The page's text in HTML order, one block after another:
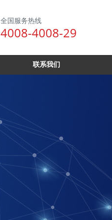
全国服务热线
4008-4008-29
联系我们